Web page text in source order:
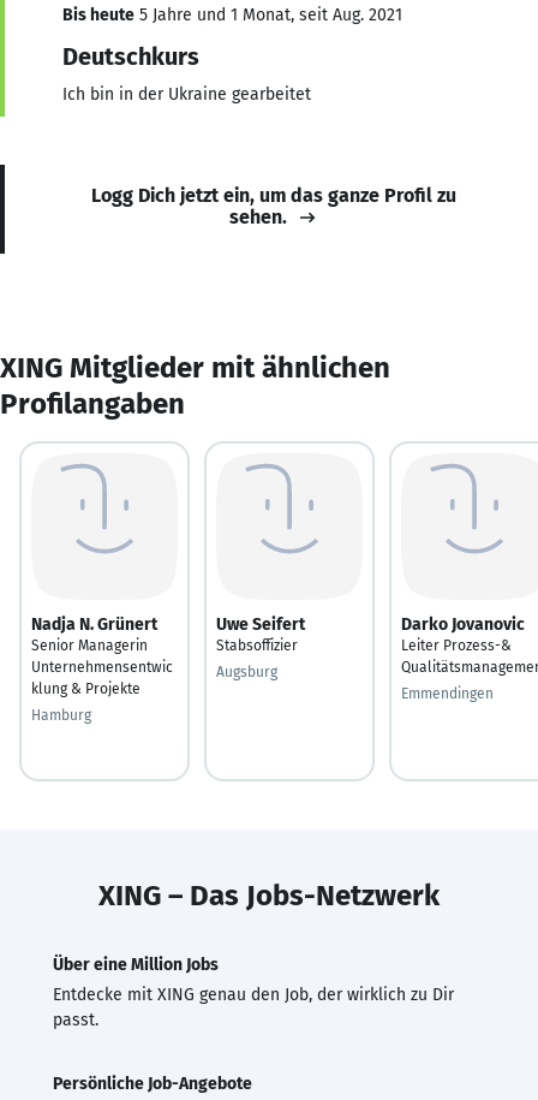
Bis heute 5 Jahre und 1 Monat, seit Aug. 2021
Deutschkurs
Ich bin in der Ukraine gearbeitet
Logg Dich jetzt ein, um das ganze Profil zu
sehen.
XING Mitglieder mit ähnlichen
Profilangaben
Nadja N. Grünert
Senior Managerin
Unternehmensentwic
klung & Projekte
Hamburg
Uwe Seifert
Stabsoffizier
Augsburg
Darko Jovanovic
Leiter Prozess-&
Emmendingen
XING – Das Jobs-Netzwerk
Über eine Million Jobs
Entdecke mit XING genau den Job, der wirklich zu Dir
passt.
Persönliche Job-Angebote